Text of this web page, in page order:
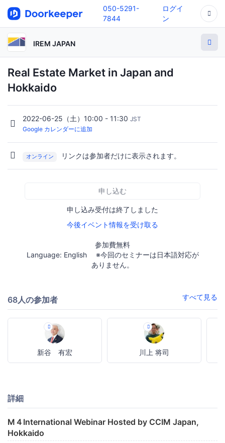
050-5291-
7844
ログイ
ン
IREM JAPAN
Real Estate Market in Japan and
Hokkaido
2022-06-25（土）10:00 - 11:30 JST
Google カレンダーに追加
オンライン リンクは参加者だけに表示されます。
申し込む
申し込み受付は終了しました
今後イベント情報を受け取る
参加費無料
Language: English ※今回のセミナーは日本語対応が
ありません。
68人の参加者 すべて見る
新谷 有宏 川上 将司
詳細
M４International Webinar Hosted by CCIM Japan,
Hokkaido